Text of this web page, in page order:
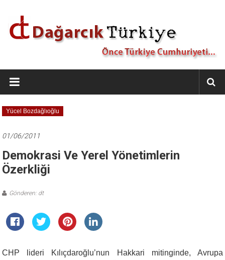
Dağarcık
Türkiye
Önce
Türkiye
Yücel Bozdağlıoğlu
01/06/2011
Demokrasi Ve Yerel Yönetimlerin
Özerkliği
Gönderen: dt
CHP lideri Kılıçdaroğlu’nun Hakkari mitinginde, Avrupa